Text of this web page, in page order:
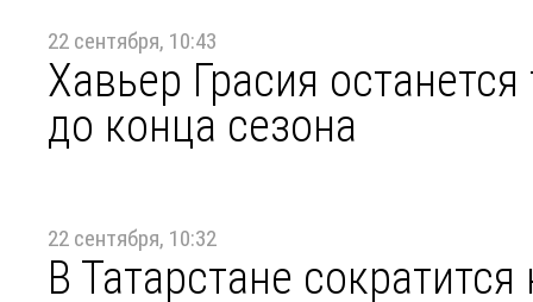
22 сентября, 10:43
Хавьер Грасия
до конца сезона
22 сентября, 10:32
В Татарстане